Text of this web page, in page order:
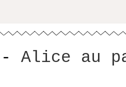
- Alice au